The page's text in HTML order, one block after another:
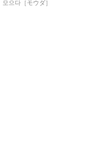
모으다［モウダ］